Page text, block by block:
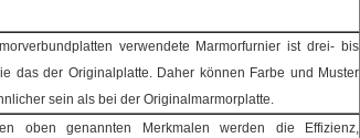
verwendete Marmorfurnier ist drei- bis
das der Originalplatte. Daher können Farbe und Muster
sein als bei der Originalmarmorplatte.
oben genannten Merkmalen werden die Effizienz,